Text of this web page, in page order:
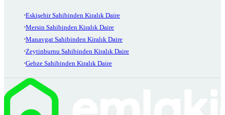
Eskişehir Sahibinden Kiralık Daire
Mersin Sahibinden Kiralık Daire
Manavgat Sahibinden Kiralık Daire
Zeytinburnu Sahibinden Kiralık Daire
Gebze Sahibinden Kiralık Daire